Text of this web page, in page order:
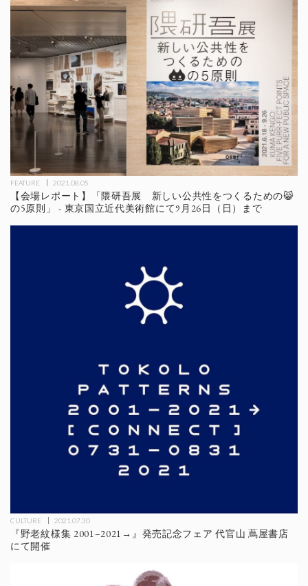
FEATURE 2021.08.05
【会場レポート】「隈研吾展 新しい公共性をつくるための😸
の5原則」 - 東京国立近代美術館にて9月26日（日）まで
CULTURE 2021.07.30
『野老紋様集 2001–2021→』発売記念フェア 代官山 蔦屋書店
にて開催